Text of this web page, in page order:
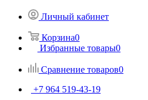
Личный кабинет
Корзина0
Избранные товары0
Сравнение товаров0
+7 964 519-43-19